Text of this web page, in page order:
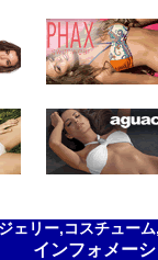
ェリー,コスチュー
インフォメー